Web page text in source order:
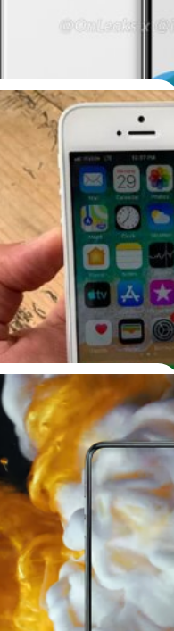
iPhone 9 แล้วก็จะส่งผล
นเดือนมีนาคม 2020 นี้ โดย
ลายนิ้วมือ Touch ID บน
า Face ID เป็นหลัก และ
นเดือนมกราคม 2019 ได้
มา โดยมีดีไซน์คล้ายกับ
รียมเข้าสู่
จ่อวางขายจริง
เนื่องเลยสำหรับ iPhone
SE 2 หรือ iPhone 9
นว่า iPhone รุ่นนี้มีกำหนด
เดือนหน้าเป็นต้นไป และมี
างการอย่างเร็วที่สุดคือ
อง iPhone รุ่นประหยัดนี้
พลายเออร์ของ Apple
Pegatron และ
าจะเป็นไปตามสื่อต่าง
นก่อนหน้านี้ ใช้ชิปเซต
ดีไซน์แบบเดียวกับ iPhone
4.7 นิ้ว ยังมีปุ่มโฮมสำหรับ
1 ตัว ราคาขายเริ่มต้นอยู่ที่
าณ 12,000 บาท ทั้งนี้
12 มาพร้อม
ว่า 8 เดือนที่ Apple จะเปิด
ข่าวลือเกี่ยวกับ iPhone 12
ารคาดการณ์หน้าตาและ
รื่อย ๆ ล่าสุด
ชื่อดังได้ปล่อยคลิปเรนเด
ำลายกันแล้ว สำหรับ
คราะห์ดังอย่าง Ming